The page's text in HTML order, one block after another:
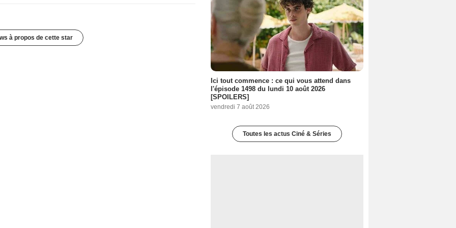
à propos de cette star
Ici tout commence : ce qui vous attend dans
l'épisode 1498 du lundi 10 août 2026
[SPOILERS]
vendredi 7 août 2026
Toutes les actus Ciné & Séries